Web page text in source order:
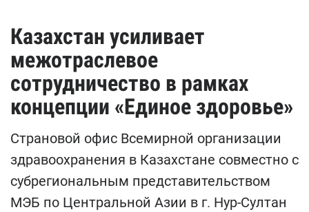
Казахстан усиливает
межотраслевое
сотрудничество в рамках
концепции «Единое здоровье»
Страновой офис Всемирной организации
здравоохранения в Казахстане совместно с
субрегиональным представительством
МЭБ по Центральной Азии в г. Нур-Султан